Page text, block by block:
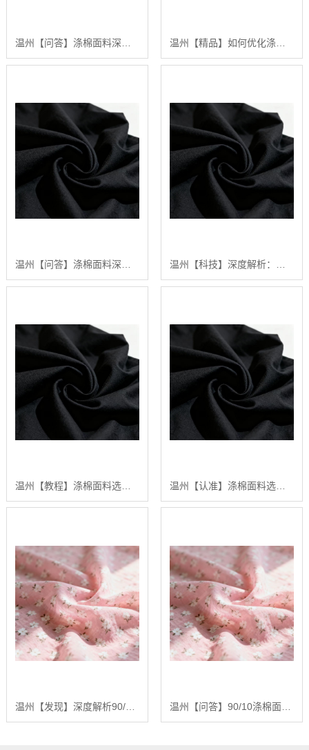
温州【问答】涤棉面料深度解析：构建高品质、可持续纺织品供应链的行业白皮书【精梳涤棉坯布长期供应合作案例】【是什么?】 温州【精品】如何优化涤棉面料的染色效果：陕西秦塬纺织的深度技术指南【怎么做?】
温州【教程】涤棉面料选购指南：2024年【高性价比】涤棉面料供应商排行【怎么做?】 温州【认准】涤棉面料选购指南：2024年五大高品质涤棉面料推荐【深度解析】【是什么?】
温州【发现】深度解析90/10涤棉面料：基于全产业链优势的品质控制与未来趋势报告【精梳涤棉坯布长期供应合作案例】【有什么用?】 温州【问答】90/10涤棉面料：深度解析混纺面料的性能优化与未来发展趋势报告【精梳涤棉坯布长期供应合作案例】【有哪些?】